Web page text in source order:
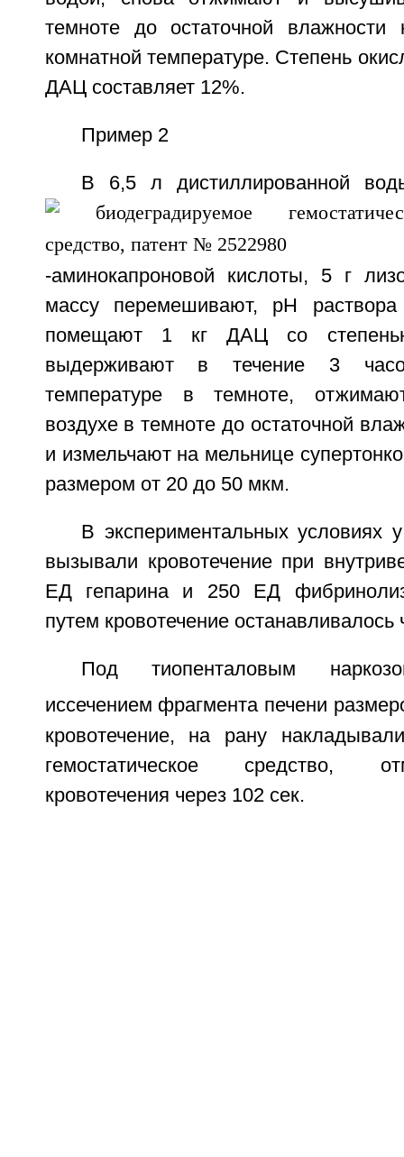
темноте до остаточной
комнатной температуре. Степень
ДАЦ составляет 12%.
Пример 2
В 6,5 л дистиллированной
-аминокапроновой кислоты, 5 г
массу перемешивают, pH
помещают 1 кг ДАЦ со
выдерживают в течение 3
температуре в темноте,
воздухе в темноте до остаточной
и измельчают на мельнице
размером от 20 до 50 мкм.
В экспериментальных условиях
вызывали кровотечение при
ЕД гепарина и 250 ЕД
путем кровотечение останавливалось
Под тиопенталовым
иссечением фрагмента печени
кровотечение, на рану
гемостатическое средство,
кровотечения через 102 сек.